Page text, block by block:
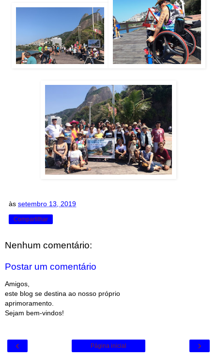
às setembro 13, 2019
Compartilhar
Nenhum comentário:
Postar um comentário
Amigos,
este blog se destina ao nosso próprio
aprimoramento.
Sejam bem-vindos!
‹ ›
Página inicial